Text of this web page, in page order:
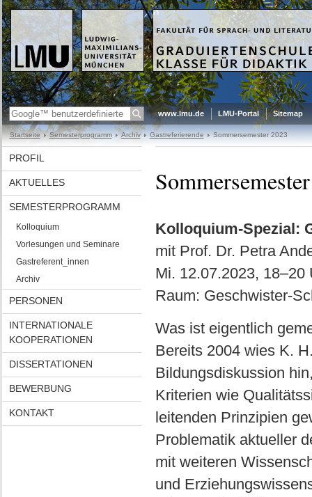
www.lmu.de LMU-Portal Sitemap
Startseite Semesterprogramm Archiv Gastreferierende Sommersemester 2023
PROFIL
AKTUELLES
SEMESTERPROGRAMM
Kolloquium
Vorlesungen und Seminare
Gastreferent_innen
Archiv
PERSONEN
INTERNATIONALE
KOOPERATIONEN
DISSERTATIONEN
BEWERBUNG
KONTAKT
Kolloquium-Spezial:
mit Prof. Dr. Petra
Mi. 12.07.2023, 18–20
Raum: Geschwister-
Was ist eigentlich
Bereits 2004 wies K.
Bildungsdiskussion
Kriterien wie
leitenden Prinzipien
Problematik aktueller
mit weiteren
und